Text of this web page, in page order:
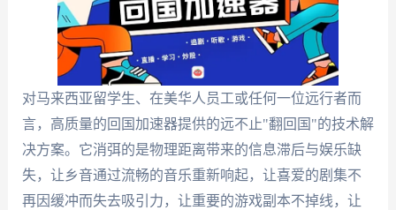
对马来西亚留学生、在美华人员工或任何一位远行者而
言，高质量的回国加速器提供的远不止"翻回国"的技术解
决方案。它消弭的是物理距离带来的信息滞后与娱乐缺
失，让乡音通过流畅的音乐重新响起，让喜爱的剧集不
再因缓冲而失去吸引力，让重要的游戏副本不掉线，让